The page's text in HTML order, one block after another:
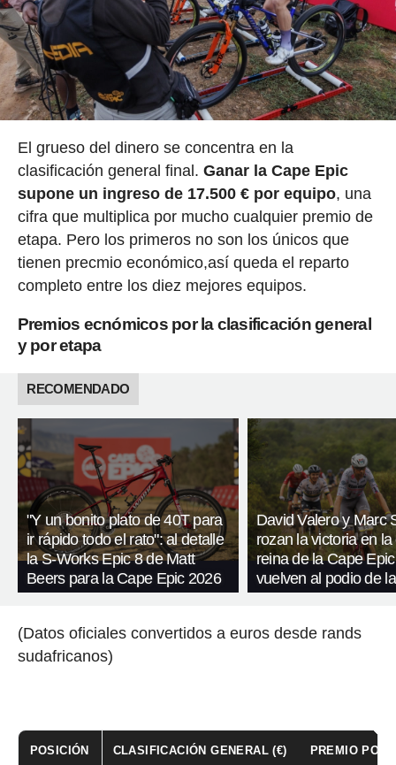
El grueso del dinero se concentra en la
clasificación general final. Ganar la Cape Epic
supone un ingreso de 17.500 € por equipo, una
cifra que multiplica por mucho cualquier premio de
etapa. Pero los primeros no son los únicos que
tienen precmio económico,así queda el reparto
completo entre los diez mejores equipos.
Premios ecnómicos por la clasificación general
y por etapa
RECOMENDADO
"Y un bonito plato de 40T para
ir rápido todo el rato": al detalle
la S-Works Epic 8 de Matt
Beers para la Cape Epic 2026
David Valero y Marc
rozan la victoria en la
reina de la Cape
vuelven al podio de
(Datos oficiales convertidos a euros desde rands
sudafricanos)
POSICIÓN CLASIFICACIÓN GENERAL (€) PREMIO POR